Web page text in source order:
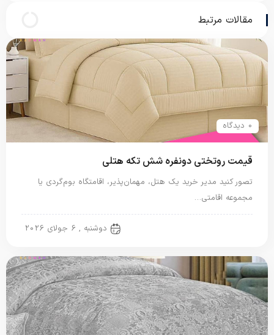
مقالات مرتبط
0 دیدگاه
قیمت روتختی دونفره شش تکه هتلی
تصور کنید مدیر خرید یک هتل، مهمان‌پذیر، اقامتگاه بوم‌گردی یا
مجموعه اقامتی…
دوشنبه , 6 جولای 2026